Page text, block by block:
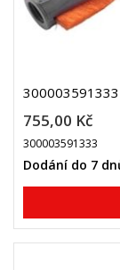
755,00 Kč
300003591333
Dodání do 7